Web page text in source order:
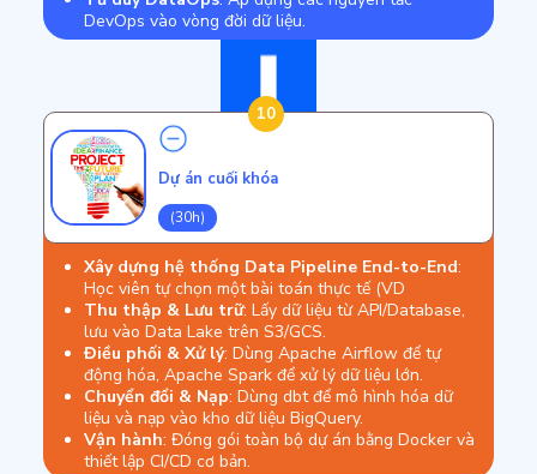
DevOps vào vòng đời dữ liệu.
10
Dự án cuối khóa
(30h)
Xây dựng hệ thống Data Pipeline End-to-End:
Học viên tự chọn một bài toán thực tế (VD
Thu thập & Lưu trữ: Lấy dữ liệu từ API/Database,
lưu vào Data Lake trên S3/GCS.
Điều phối & Xử lý: Dùng Apache Airflow để tự
động hóa, Apache Spark để xử lý dữ liệu lớn.
Chuyển đổi & Nạp: Dùng dbt để mô hình hóa dữ
liệu và nạp vào kho dữ liệu BigQuery.
Vận hành: Đóng gói toàn bộ dự án bằng Docker và
thiết lập CI/CD cơ bản.